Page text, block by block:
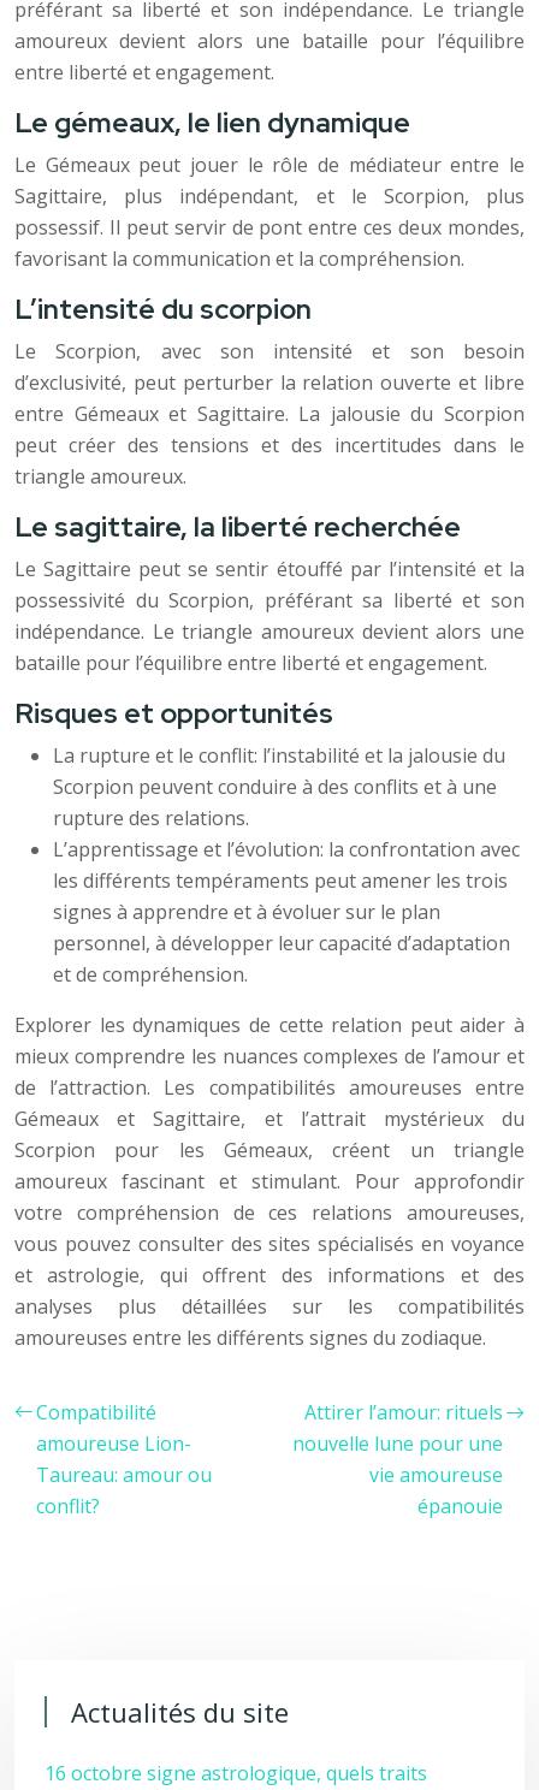
préférant sa liberté et son indépendance. Le triangle
amoureux devient alors une bataille pour l’équilibre
entre liberté et engagement.
Le gémeaux, le lien dynamique
Le Gémeaux peut jouer le rôle de médiateur entre le
Sagittaire, plus indépendant, et le Scorpion, plus
possessif. Il peut servir de pont entre ces deux mondes,
favorisant la communication et la compréhension.
L’intensité du scorpion
Le Scorpion, avec son intensité et son besoin
d’exclusivité, peut perturber la relation ouverte et libre
entre Gémeaux et Sagittaire. La jalousie du Scorpion
peut créer des tensions et des incertitudes dans le
triangle amoureux.
Le sagittaire, la liberté recherchée
Le Sagittaire peut se sentir étouffé par l’intensité et la
possessivité du Scorpion, préférant sa liberté et son
indépendance. Le triangle amoureux devient alors une
bataille pour l’équilibre entre liberté et engagement.
Risques et opportunités
La rupture et le conflit: l’instabilité et la jalousie du
Scorpion peuvent conduire à des conflits et à une
rupture des relations.
L’apprentissage et l’évolution: la confrontation avec
les différents tempéraments peut amener les trois
signes à apprendre et à évoluer sur le plan
personnel, à développer leur capacité d’adaptation
et de compréhension.
Explorer les dynamiques de cette relation peut aider à
mieux comprendre les nuances complexes de l’amour et
de l’attraction. Les compatibilités amoureuses entre
Gémeaux et Sagittaire, et l’attrait mystérieux du
Scorpion pour les Gémeaux, créent un triangle
amoureux fascinant et stimulant. Pour approfondir
votre compréhension de ces relations amoureuses,
vous pouvez consulter des sites spécialisés en voyance
et astrologie, qui offrent des informations et des
analyses plus détaillées sur les compatibilités
amoureuses entre les différents signes du zodiaque.
Compatibilité
amoureuse Lion-
Taureau: amour ou
conflit?
Attirer l’amour: rituels
nouvelle lune pour une
vie amoureuse
épanouie
Actualités du site
16 octobre signe astrologique, quels traits